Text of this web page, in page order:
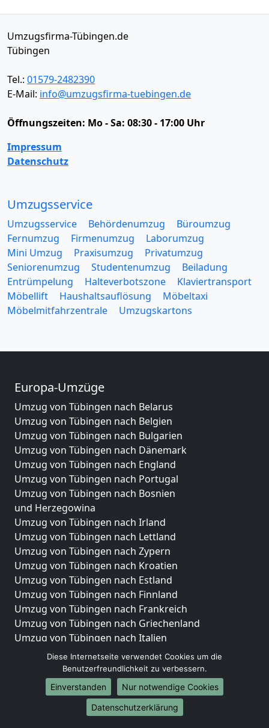
Umzugsfirma-Tübingen.de
Tübingen
Tel.: 01579-2482390
E-Mail: info@umzugsfirma-tuebingen.de
Öffnungszeiten: Mo - Sa: 08:30 - 17:00 Uhr
Impressum
Datenschutz
Umzugsservice
Umzugsservice Behördenumzug
Büroumzug
Fernumzug
Firmenumzug
Laborumzug
Mini Umzug
Praxisumzug
Privatumzug
Seniorenumzug
Studentenumzug
Beiladung
Entrümpelung
Halteverbotszone
Klaviertransport
Möbellift
Haushaltsauflösung
Möbeltaxi
Möbelmitfahrzentrale
Umzugskartons
Europa-Umzüge
Umzug von Tübingen nach Belarus
Umzug von Tübingen nach Belgien
Umzug von Tübingen nach Bulgarien
Umzug von Tübingen nach Dänemark
Umzug von Tübingen nach England
Umzug von Tübingen nach Portugal
Umzug von Tübingen nach Bosnien
und Herzegowina
Umzug von Tübingen nach Irland
Umzug von Tübingen nach Lettland
Umzug von Tübingen nach Zypern
Umzug von Tübingen nach Kroatien
Umzug von Tübingen nach Estland
Umzug von Tübingen nach Finnland
Umzug von Tübingen nach Frankreich
Umzug von Tübingen nach Griechenland
Umzug von Tübingen nach Italien
Umzug von Tübingen nach Liechtenstein
Umzug von Tübingen nach Luxemburg
Umzug von Tübingen nach Niederlande
Umzug von Tübingen nach Norwegen
Umzüge-Deutschlandweit
Diese Internetseite verwendet Cookies um die
Benutzerfreundlichkeit zu verbessern.
Einverstanden
Nur notwendige Cookies
Datenschutzerklärung